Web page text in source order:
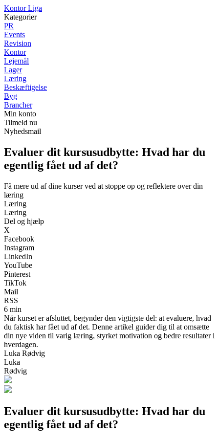
KontorLiga
Kategorier
PR
Events
Revision
Kontor
Lejemål
Lager
Læring
Beskæftigelse
Byg
Brancher
Min konto
Tilmeld nu
Nyhedsmail
Evaluer dit kursusudbytte: Hvad har du
egentlig fået ud af det?
Få mere ud af dine kurser ved at stoppe op og reflektere over din
læring
Læring
Læring
Del og hjælp
X
Facebook
Instagram
LinkedIn
YouTube
Pinterest
TikTok
Mail
RSS
6 min
Når kurset er afsluttet, begynder den vigtigste del: at evaluere, hvad
du faktisk har fået ud af det. Denne artikel guider dig til at omsætte
din nye viden til varig læring, styrket motivation og bedre resultater i
hverdagen.
Luka Rødvig
Luka
Rødvig
Evaluer dit kursusudbytte: Hvad har du
egentlig fået ud af det?